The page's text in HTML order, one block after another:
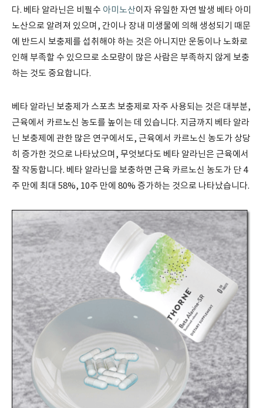
다. 베타 알라닌은 비필수 아미노산이자 유일한 자연 발생 베타 아미
노산으로 알려져 있으며, 간이나 장내 미생물에 의해 생성되기 때문
에 반드시 보충제를 섭취해야 하는 것은 아니지만 운동이나 노화로
인해 부족할 수 있으므로 소모량이 많은 사람은 부족하지 않게 보충
하는 것도 중요합니다.
베타 알라닌 보충제가 스포츠 보충제로 자주 사용되는 것은 대부분,
근육에서 카르노신 농도를 높이는 데 있습니다. 지금까지 베타 알라
닌 보충제에 관한 많은 연구에서도, 근육에서 카르노신 농도가 상당
히 증가한 것으로 나타났으며, 무엇보다도 베타 알라닌은 근육에서
잘 작동합니다. 베타 알라닌을 보충하면 근육 카르노신 농도가 단 4
주 만에 최대 58%, 10주 만에 80% 증가하는 것으로 나타났습니다.